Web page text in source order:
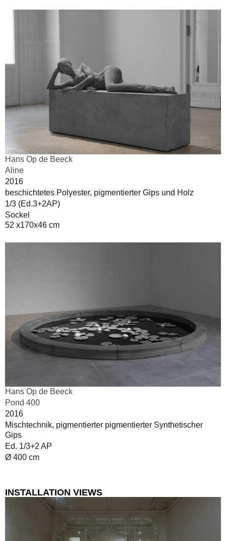
Hans Op de Beeck
Aline
2016
beschichtetes Polyester, pigmentierter Gips und Holz
1/3 (Ed.3+2AP)
Sockel
52 x170x46 cm
Hans Op de Beeck
Pond 400
2016
Mischtechnik, pigmentierter pigmentierter Synthetischer
Gips
Ed. 1/3+2 AP
Ø 400 cm
INSTALLATION VIEWS